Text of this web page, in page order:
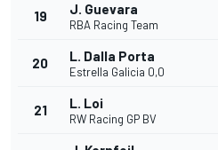
19 J. Guevara
RBA Racing Team
20 L. Dalla Porta
Estrella Galicia 0,0
21 L. Loi
RW Racing GP BV